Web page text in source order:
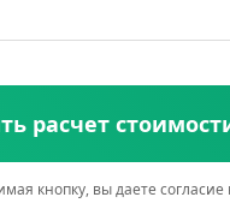
расчет
кнопку, вы даете